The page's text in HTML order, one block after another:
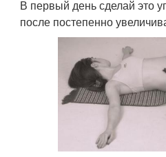
В первый день сделай это
после постепенно